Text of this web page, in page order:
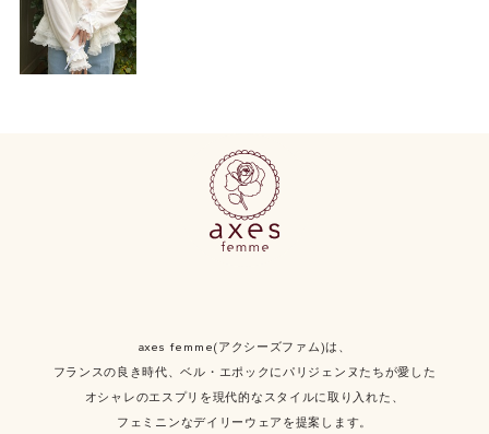
axes femme(アクシーズファム)は、
フランスの良き時代、ベル・エポックにパリジェンヌたちが愛した
オシャレのエスプリを現代的なスタイルに取り入れた、
フェミニンなデイリーウェアを提案します。